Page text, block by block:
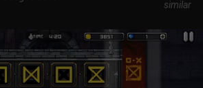
gratificante, y la dificultad está en general
es compatible con mandos. Me
modo multijugador para animar las
un jugador sigue proporcionando mucha
lo que justifica el precio único
similar